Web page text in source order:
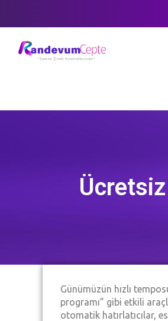
Günümüzün hızlı
programı” gibi etkili
otomatik hatırlatıcılar,